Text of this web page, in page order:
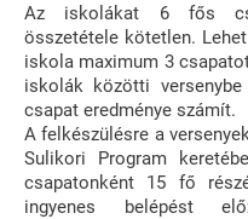
Az iskolákat 6 fős
összetétele kötetlen.
iskola maximum 3
iskolák közötti
csapat eredménye számít.
A felkészülésre a
Sulikori Program
csapatonként 15 fő
ingyenes belépést